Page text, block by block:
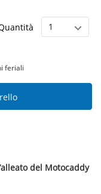
feriali
del Motocaddy